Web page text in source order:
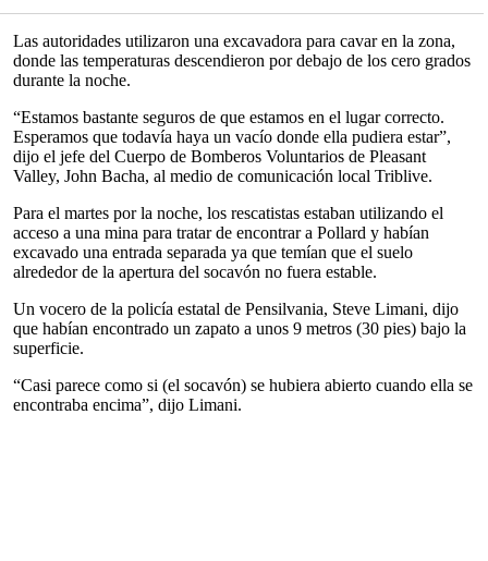
Las autoridades utilizaron una excavadora para cavar en la zona,
donde las temperaturas descendieron por debajo de los cero grados
durante la noche.
“Estamos bastante seguros de que estamos en el lugar correcto.
Esperamos que todavía haya un vacío donde ella pudiera estar”,
dijo el jefe del Cuerpo de Bomberos Voluntarios de Pleasant
Valley, John Bacha, al medio de comunicación local Triblive.
Para el martes por la noche, los rescatistas estaban utilizando el
acceso a una mina para tratar de encontrar a Pollard y habían
excavado una entrada separada ya que temían que el suelo
alrededor de la apertura del socavón no fuera estable.
Un vocero de la policía estatal de Pensilvania, Steve Limani, dijo
que habían encontrado un zapato a unos 9 metros (30 pies) bajo la
superficie.
“Casi parece como si (el socavón) se hubiera abierto cuando ella se
encontraba encima”, dijo Limani.